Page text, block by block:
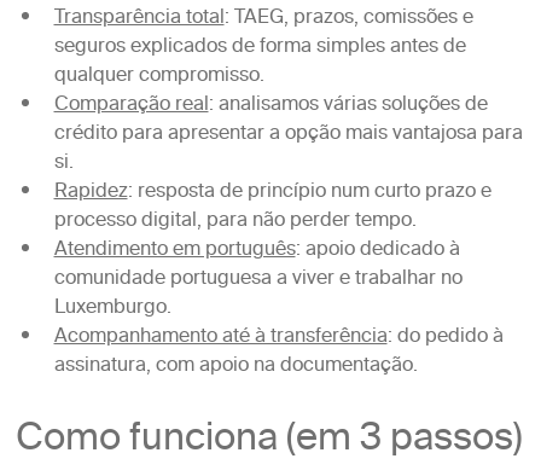
Transparência total: TAEG, prazos, comissões e
seguros explicados de forma simples antes de
qualquer compromisso.
Comparação real: analisamos várias soluções de
crédito para apresentar a opção mais vantajosa para
si.
Rapidez: resposta de princípio num curto prazo e
processo digital, para não perder tempo.
Atendimento em português: apoio dedicado à
comunidade portuguesa a viver e trabalhar no
Luxemburgo.
Acompanhamento até à transferência: do pedido à
assinatura, com apoio na documentação.
Como funciona (em 3 passos)